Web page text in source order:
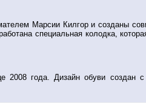
Марсии Килгор и созданы
специальная колодка,
года. Дизайн обуви